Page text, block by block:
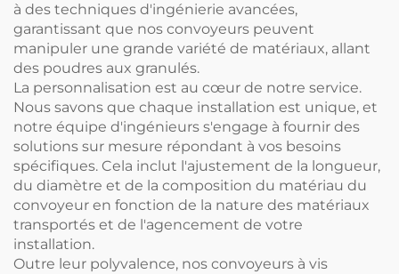
à des techniques d'ingénierie avancées,
garantissant que nos convoyeurs peuvent
manipuler une grande variété de matériaux, allant
des poudres aux granulés.
La personnalisation est au cœur de notre service.
Nous savons que chaque installation est unique, et
notre équipe d'ingénieurs s'engage à fournir des
solutions sur mesure répondant à vos besoins
spécifiques. Cela inclut l'ajustement de la longueur,
du diamètre et de la composition du matériau du
convoyeur en fonction de la nature des matériaux
transportés et de l'agencement de votre
installation.
Outre leur polyvalence, nos convoyeurs à vis